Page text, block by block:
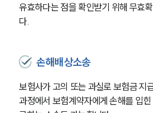
유효하다는 점을 확인받기 위해 무효
다.
손해배상소송
보험사가 고의 또는 과실로 보험금 지
과정에서 보험계약자에게 손해를 입